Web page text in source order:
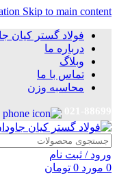
Skip to main content
فولاد گستر کیان
درباره ما
وبلاگ
تماس با ما
محاسبه وزن
ورود / ثبت نام
0 مورد 0 تومان